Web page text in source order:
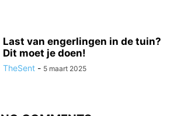
Last van engerlingen in de tuin?
Dit moet je doen!
TheSent - 5 maart 2025